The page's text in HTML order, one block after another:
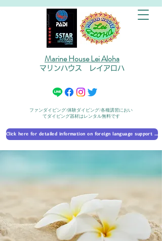
Marine House Lei Aloha
マリンハウス レイアロハ
ファンダイビング/体験ダイビング/各種講習におい
てダイビング器材はレンタル無料です
Click here for detailed information on foreign language support 外国語対応の詳細に​ついて